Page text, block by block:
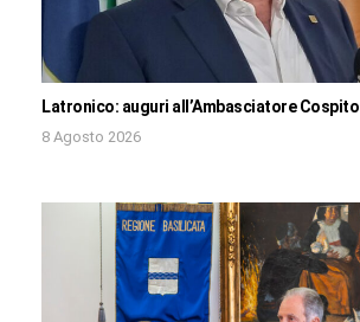
Latronico: auguri all’Ambasciatore Cospito
8 Agosto 2026